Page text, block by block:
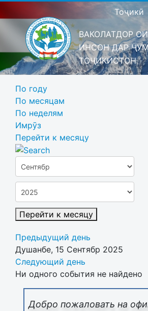
Тоҷикӣ
ВАКОЛАТДОР
ИНСОН ДАР
ТОҶИКИСТОН
Добро пожаловать на
По году
По месяцам
По неделям
Имрӯз
Перейти к месяцу
Перейти к месяцу
Предыдущий день
Душанбе, 15 Сентябр 2025
Следующий день
Ни одного события не найдено